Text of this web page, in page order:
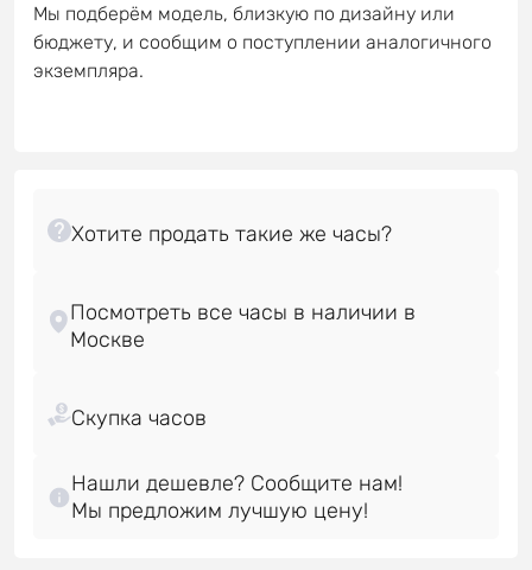
Мы подберём модель, близкую по дизайну или
бюджету, и сообщим о поступлении аналогичного
экземпляра.
Посмотреть все часы в наличии в
Нашли дешевле? Сообщите нам!
Мы предложим лучшую цену!